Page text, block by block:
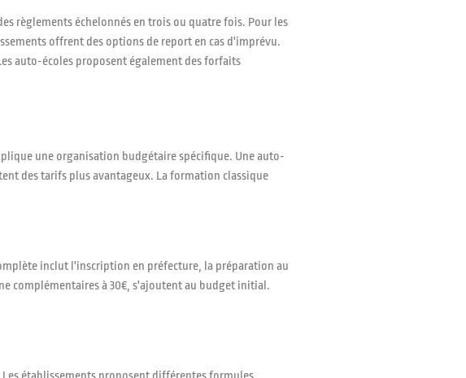
règlements échelonnés en trois ou quatre fois. Pour les
offrent des options de report en cas d'imprévu.
auto-écoles proposent également des forfaits
une organisation budgétaire spécifique. Une auto-
des tarifs plus avantageux. La formation classique
inclut l'inscription en préfecture, la préparation au
complémentaires à 30€, s'ajoutent au budget initial.